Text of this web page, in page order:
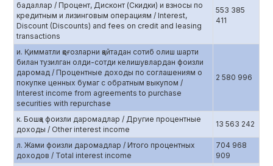
бадаллар / Процент, Дисконт (Скидки) и взносы по
кредитным и лизинговым операциям / Interest,
Discount (Discounts) and fees on credit and leasing
transactions
553 385
411
и. Қимматли қоғозларни қайтадан сотиб олиш шарти
билан тузилган олди-сотди келишувлардан фоизли
даромад / Процентные доходы по соглашениям о
покупке ценных бумаг с обратным выкупом /
Interest income from agreements to purchase
securities with repurchase
2 580 996
к. Бошқа фоизли даромадлар / Другие процентные
доходы / Other interest income
13 563 242
л. Жами фоизли даромадлар / Итого процентных
доходов / Total interest income
704 968
909